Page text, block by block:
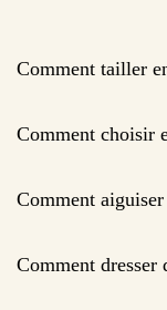
Comment tailler
Comment choisir
Comment
Comment dresser